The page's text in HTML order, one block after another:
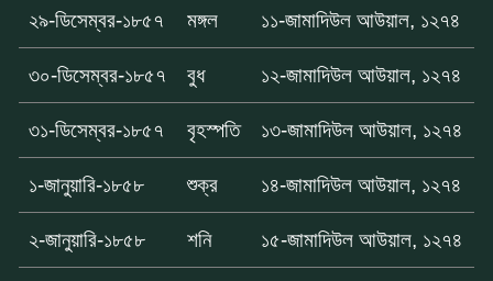
২৯-ডিসেম্বর-১৮৫৭ মঙ্গল ১১-জামাদিউল আউয়াল, ১২৭৪
৩০-ডিসেম্বর-১৮৫৭ বুধ ১২-জামাদিউল আউয়াল, ১২৭৪
৩১-ডিসেম্বর-১৮৫৭ বৃহস্পতি ১৩-জামাদিউল আউয়াল, ১২৭৪
১-জানুয়ারি-১৮৫৮ শুক্র ১৪-জামাদিউল আউয়াল, ১২৭৪
২-জানুয়ারি-১৮৫৮ শনি ১৫-জামাদিউল আউয়াল, ১২৭৪